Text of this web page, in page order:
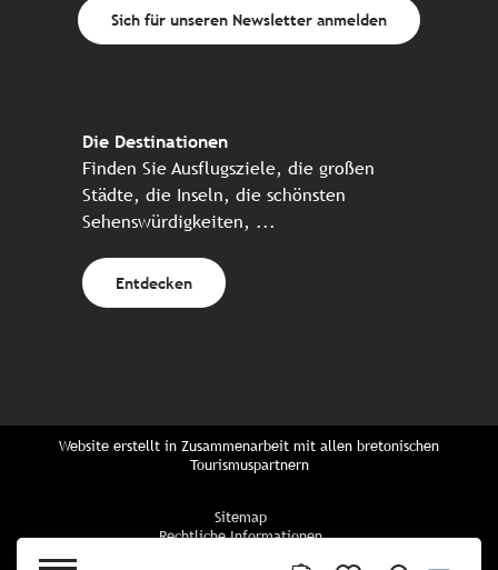
Sich für unseren Newsletter anmelden
Die Destinationen
Finden Sie Ausflugsziele, die großen
Städte, die Inseln, die schönsten
Sehenswürdigkeiten, ...
Entdecken
Website erstellt in Zusammenarbeit mit allen bretonischen
Tourismuspartnern
Sitemap
Rechtliche Informationen